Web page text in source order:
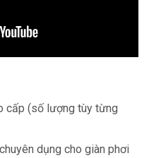
cấp (số lượng tùy từng
dụng cho giàn phơi